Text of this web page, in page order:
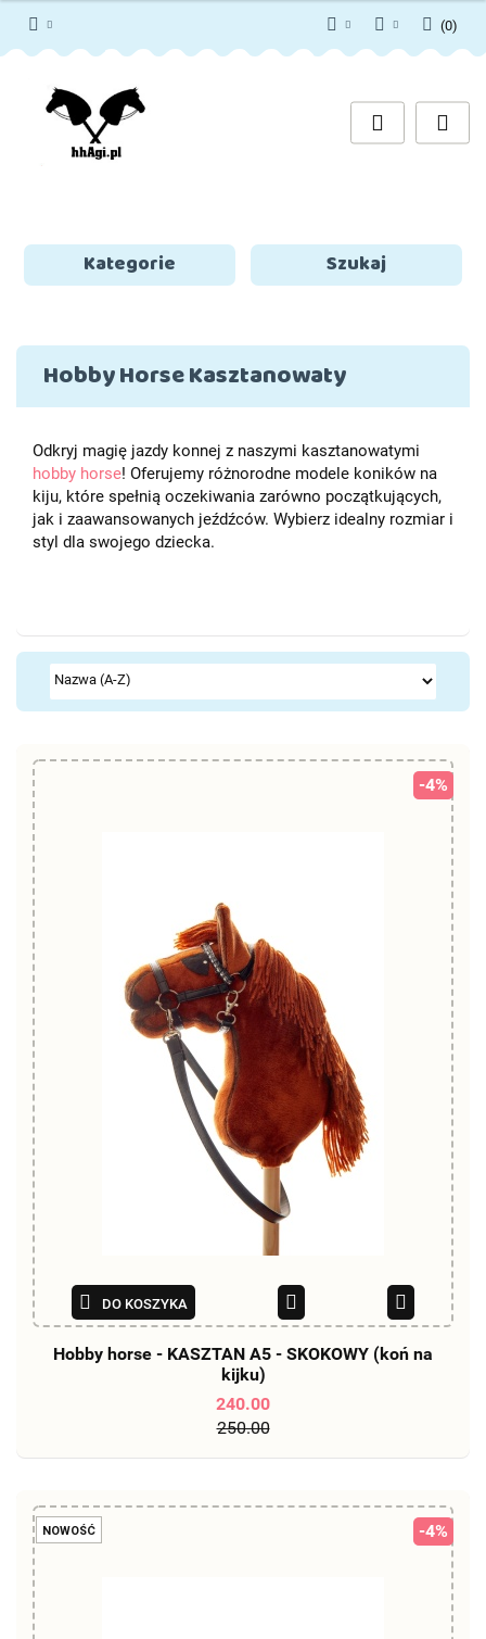
Zarejestruj się
Dodaj zgłoszenie
(0)
Kategorie Szukaj
Hobby Horse Kasztanowaty
Odkryj magię jazdy konnej z naszymi kasztanowatymi
hobby horse! Oferujemy różnorodne modele koników na
kiju, które spełnią oczekiwania zarówno początkujących,
jak i zaawansowanych jeźdźców. Wybierz idealny rozmiar i
styl dla swojego dziecka.
DO KOSZYKA
Hobby horse - KASZTAN A5 - SKOKOWY (koń na
kijku)
240.00
-4%
250.00
NOWOŚĆ -4%